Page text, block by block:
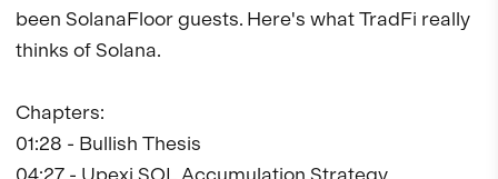
been SolanaFloor guests. Here's what TradFi really
thinks of Solana.
Chapters:
01:28 - Bullish Thesis
04:27 - Upexi SOL Accumulation Strategy